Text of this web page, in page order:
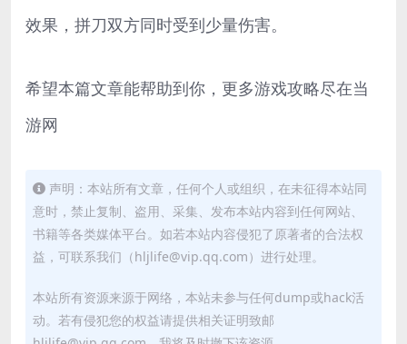
效果，拼刀双方同时受到少量伤害。
希望本篇文章能帮助到你，更多游戏攻略尽在当
游网
声明：本站所有文章，任何个人或组织，在未征得本站同
意时，禁止复制、盗用、采集、发布本站内容到任何网站、
书籍等各类媒体平台。如若本站内容侵犯了原著者的合法权
益，可联系我们（hljlife@vip.qq.com）进行处理。
本站所有资源来源于网络，本站未参与任何dump或hack活
动。若有侵犯您的权益请提供相关证明致邮